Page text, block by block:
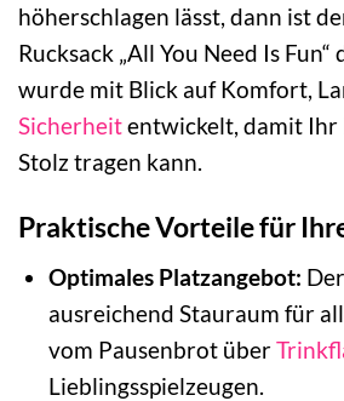
höherschlagen lässt, dann ist
Rucksack „All You Need Is
wurde mit Blick auf Komfort,
Sicherheitentwickelt, damit
Stolz tragen kann.
Praktische Vorteile für
Optimales Platzangebot:
ausreichend Stauraum für
vom Pausenbrot über
Lieblingsspielzeugen.